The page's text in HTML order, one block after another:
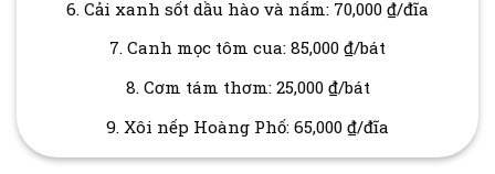
6. Cải xanh sốt dầu hào và nấm: 70,000 ₫/đĩa
7. Canh mọc tôm cua: 85,000 ₫/bát
8. Cơm tám thơm: 25,000 ₫/bát
9. Xôi nếp Hoàng Phố: 65,000 ₫/đĩa